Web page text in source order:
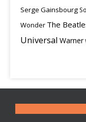
Serge Gainsbourg
Wonder The
Universal Warner